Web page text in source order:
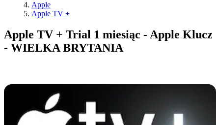
Apple
Apple TV +
Apple TV + Trial 1 miesiąc - Apple Klucz
- WIELKA BRYTANIA